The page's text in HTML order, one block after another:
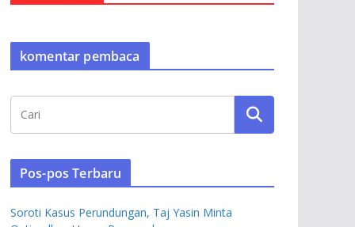
komentar pembaca
Pos-pos Terbaru
Soroti Kasus Perundungan, Taj Yasin Minta